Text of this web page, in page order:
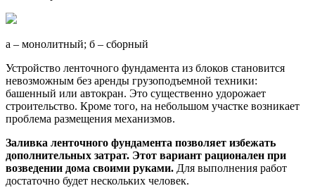
а – монолитный; б – сборный
Устройство ленточного фундамента из блоков становится
невозможным без аренды грузоподъемной техники:
башенный или автокран. Это существенно удорожает
строительство. Кроме того, на небольшом участке возникает
проблема размещения механизмов.
Заливка ленточного фундамента позволяет избежать
дополнительных затрат. Этот вариант рационален при
возведении дома своими руками. Для выполнения работ
достаточно будет нескольких человек.